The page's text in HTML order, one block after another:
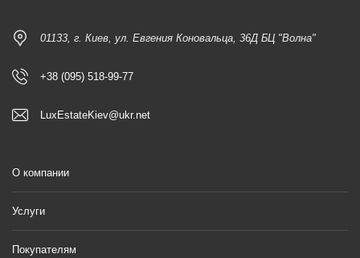
01133, г. Киев, ул. Евгения Коновальца, 36Д БЦ "Волна"
+38 (095) 518-99-77
LuxEstateKiev@ukr.net
О компании
Услуги
Покупателям